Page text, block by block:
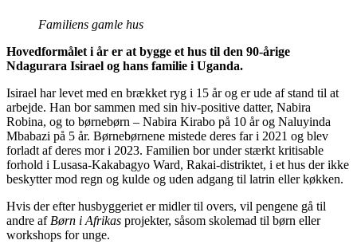
Familiens gamle hus
Hovedformålet i år er at bygge et hus til den 90-årige
Ndagurara Isirael og hans familie i Uganda.
Isirael har levet med en brækket ryg i 15 år og er ude af stand til at
arbejde. Han bor sammen med sin hiv-positive datter, Nabira
Robina, og to børnebørn – Nabira Kirabo på 10 år og Naluyinda
Mbabazi på 5 år. Børnebørnene mistede deres far i 2021 og blev
forladt af deres mor i 2023. Familien bor under stærkt kritisable
forhold i Lusasa-Kakabagyo Ward, Rakai-distriktet, i et hus der ikke
beskytter mod regn og kulde og uden adgang til latrin eller køkken.
Hvis der efter husbyggeriet er midler til overs, vil pengene gå til
andre af Børn i Afrikas projekter, såsom skolemad til børn eller
workshops for unge.